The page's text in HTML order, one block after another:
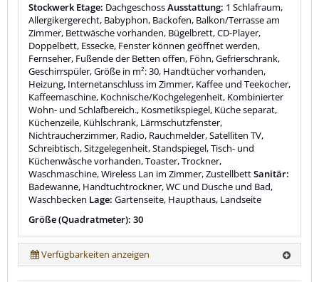
Stockwerk Etage: DachgeschossAusstattung: 1 Schlafraum,
Allergikergerecht, Babyphon, Backofen, Balkon/Terrasse am
Zimmer, Bettwäsche vorhanden, Bügelbrett, CD-Player,
Doppelbett, Essecke, Fenster können geöffnet werden,
Fernseher, Fußende der Betten offen, Föhn, Gefrierschrank,
Geschirrspüler, Größe in m²: 30, Handtücher vorhanden,
Heizung, Internetanschluss im Zimmer, Kaffee und Teekocher,
Kaffeemaschine, Kochnische/Kochgelegenheit, Kombinierter
Wohn- und Schlafbereich., Kosmetikspiegel, Küche separat,
Küchenzeile, Kühlschrank, Lärmschutzfenster,
Nichtraucherzimmer, Radio, Rauchmelder, Satelliten TV,
Schreibtisch, Sitzgelegenheit, Standspiegel, Tisch- und
Küchenwäsche vorhanden, Toaster, Trockner,
Waschmaschine, Wireless Lan im Zimmer, ZustellbettSanitär:
Badewanne, Handtuchtrockner, WC und Dusche und Bad,
Waschbecken Lage: Gartenseite, Haupthaus, Landseite
Größe (Quadratmeter): 30
Verfügbarkeiten anzeigen